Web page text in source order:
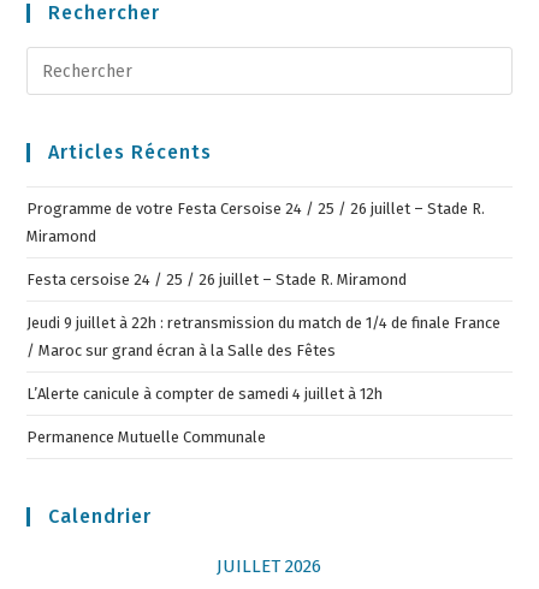
Rechercher
Articles Récents
Programme de votre Festa Cersoise 24 / 25 / 26 juillet – Stade R.
Miramond
Festa cersoise 24 / 25 / 26 juillet – Stade R. Miramond
Jeudi 9 juillet à 22h : retransmission du match de 1/4 de finale France
/ Maroc sur grand écran à la Salle des Fêtes
L’Alerte canicule à compter de samedi 4 juillet à 12h
Permanence Mutuelle Communale
Calendrier
JUILLET 2026